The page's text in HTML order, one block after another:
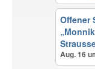
Offener
Aug. 16